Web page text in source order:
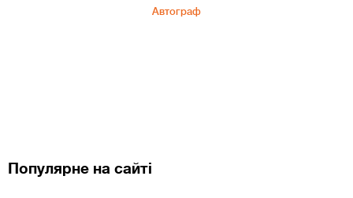
Автограф
Популярне на сайті